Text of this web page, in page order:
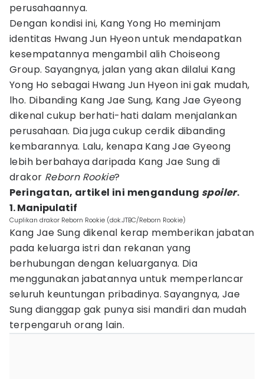
perusahaannya.
Dengan kondisi ini, Kang Yong Ho meminjam
identitas Hwang Jun Hyeon untuk mendapatkan
kesempatannya mengambil alih Choiseong
Group. Sayangnya, jalan yang akan dilalui Kang
Yong Ho sebagai Hwang Jun Hyeon ini gak mudah,
lho. Dibanding Kang Jae Sung, Kang Jae Gyeong
dikenal cukup berhati-hati dalam menjalankan
perusahaan. Dia juga cukup cerdik dibanding
kembarannya. Lalu, kenapa Kang Jae Gyeong
lebih berbahaya daripada Kang Jae Sung di
drakor Reborn Rookie?
Peringatan, artikel ini mengandung spoiler.
1. Manipulatif
Cuplikan drakor Reborn Rookie (dok.JTBC/Reborn Rookie)
Kang Jae Sung dikenal kerap memberikan jabatan
pada keluarga istri dan rekanan yang
berhubungan dengan keluarganya. Dia
menggunakan jabatannya untuk memperlancar
seluruh keuntungan pribadinya. Sayangnya, Jae
Sung dianggap gak punya sisi mandiri dan mudah
terpengaruh orang lain.